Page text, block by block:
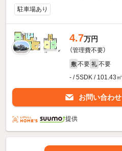
駐車場あり
4.7万円
（管理費不要）
敷 不要 礼 不要
- / 5SDK / 101.43㎡
お問い合わせ
提供